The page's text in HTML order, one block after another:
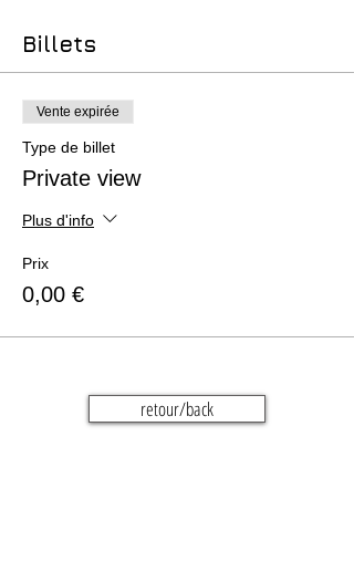
Billets
Vente expirée
Type de billet
Private view
Plus d'info
Prix
0,00 €
retour/back